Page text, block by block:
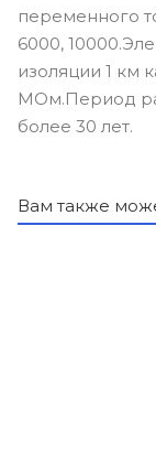
переменного
6000,
изоляции 1 км
МОм.Период
более 30 лет.
Вам также